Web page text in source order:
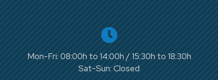
Mon-Fri: 08:00h to 14:00h / 15:30h to 18:30h
Sat-Sun: Closed